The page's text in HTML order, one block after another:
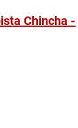
Chincha -